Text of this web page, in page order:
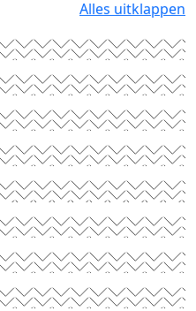
Alles uitklappen